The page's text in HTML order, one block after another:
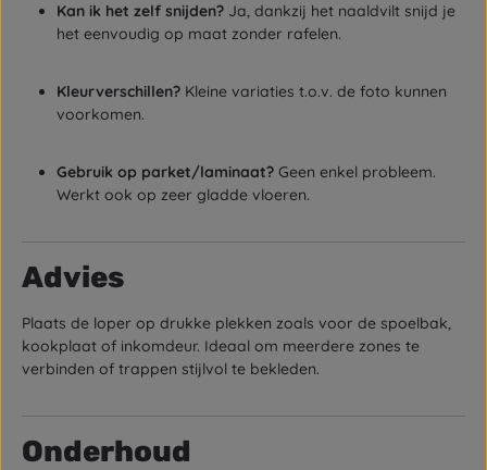
Kan ik het zelf snijden? Ja, dankzij het naaldvilt snijd je
het eenvoudig op maat zonder rafelen.
Kleurverschillen? Kleine variaties t.o.v. de foto kunnen
voorkomen.
Gebruik op parket/laminaat? Geen enkel probleem.
Werkt ook op zeer gladde vloeren.
Advies
Plaats de loper op drukke plekken zoals voor de spoelbak,
kookplaat of inkomdeur. Ideaal om meerdere zones te
verbinden of trappen stijlvol te bekleden.
Onderhoud